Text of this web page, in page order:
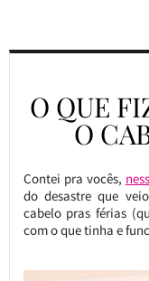
O QUE
O
Contei pra vocês,
do desastre que
cabelo pras férias
com o que tinha e